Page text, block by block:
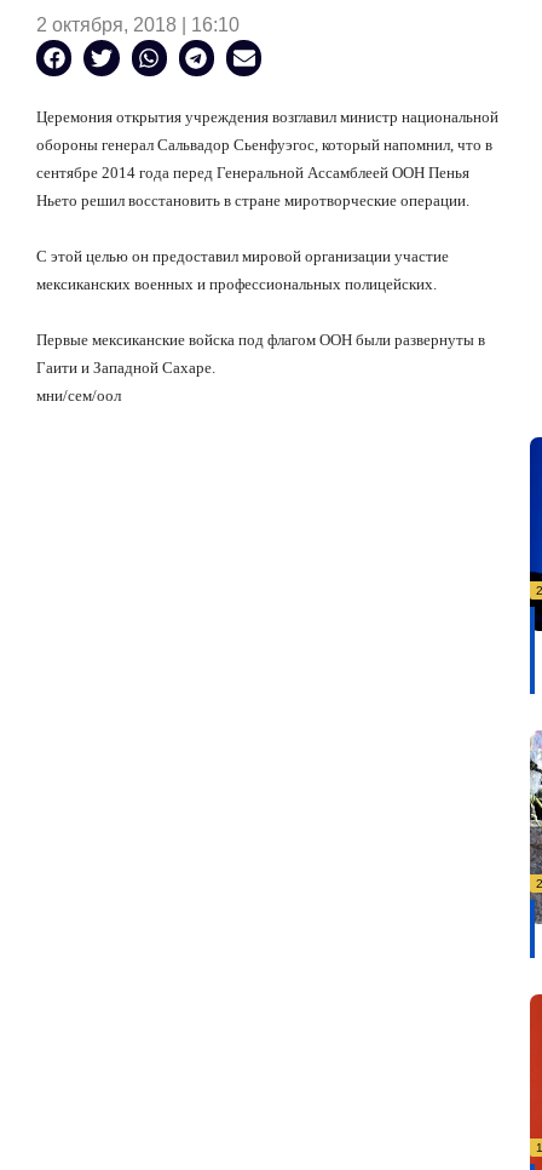
2 октября, 2018 | 16:10
Церемония открытия учреждения возглавил министр национальной
обороны генерал Сальвадор Сьенфуэгос, который напомнил, что в
сентябре 2014 года перед Генеральной Ассамблеей ООН Пенья
Ньето решил восстановить в стране миротворческие операции.
С этой целью он предоставил мировой организации участие
мексиканских военных и профессиональных полицейских.
Первые мексиканские войска под флагом ООН были развернуты в
Гаити и Западной Сахаре.
мни/сем/оол